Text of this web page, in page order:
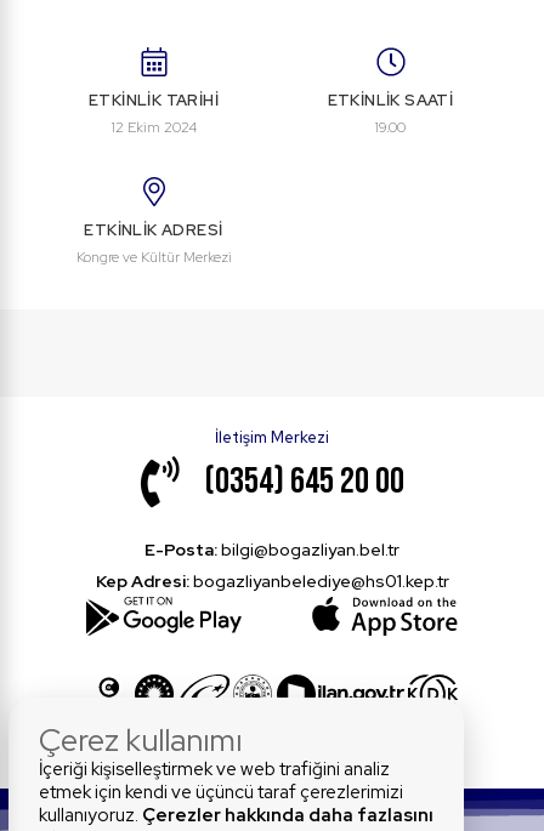
ETKİNLİK TARİHİ
12 Ekim 2024
ETKİNLİK SAATİ
19.00
ETKİNLİK ADRESİ
Kongre ve Kültür Merkezi
İletişim Merkezi
(0354) 645 20 00
E-Posta:bilgi@bogazliyan.bel.tr
Kep Adresi:bogazliyanbelediye@hs01.kep.tr
Çerez kullanımı
İçeriği kişiselleştirmek ve web trafiğini analiz
etmek için kendi ve üçüncü taraf çerezlerimizi
kullanıyoruz. Çerezler hakkında daha fazlasını